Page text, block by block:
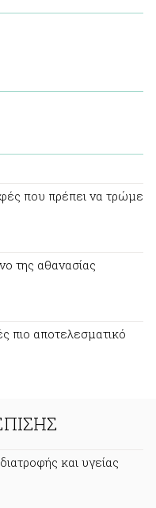
που πρέπει να τρώμε
της αθανασίας
πιο αποτελεσματικό
και υγείας